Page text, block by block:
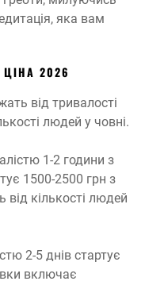
яка вам
2026
від тривалості
людей у човні.
1-2 години з
1500-2500 грн з
кількості людей
2-5 днів стартує
включає